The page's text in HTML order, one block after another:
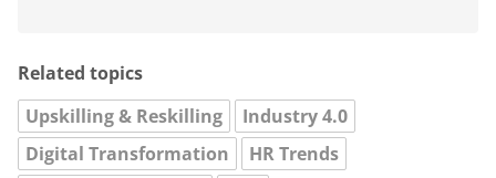
Related topics
Upskilling & Reskilling
Industry 4.0
Digital Transformation
HR Trends